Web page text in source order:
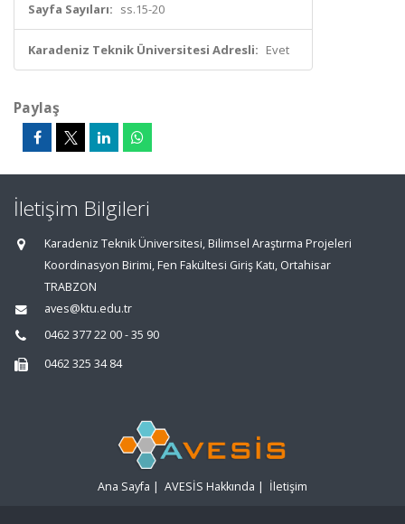
Sayfa Sayıları: ss.15-20
Karadeniz Teknik Üniversitesi Adresli: Evet
Paylaş
İletişim Bilgileri
Karadeniz Teknik Üniversitesi, Bilimsel Araştırma Projeleri
Koordinasyon Birimi, Fen Fakültesi Giriş Katı, Ortahisar
TRABZON
aves@ktu.edu.tr
0462 377 22 00 - 35 90
0462 325 34 84
Ana Sayfa | AVESİS Hakkında | İletişim